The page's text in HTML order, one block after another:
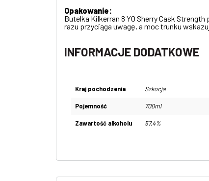
Opakowanie:
Butelka Kilkerran 8 YO Sherry Cask
razu przyciąga uwagę, a moc trunku
INFORMACJE DODATKOWE
Kraj pochodzenia Szkocja
Pojemność 700ml
Zawartość alkoholu 57,4%